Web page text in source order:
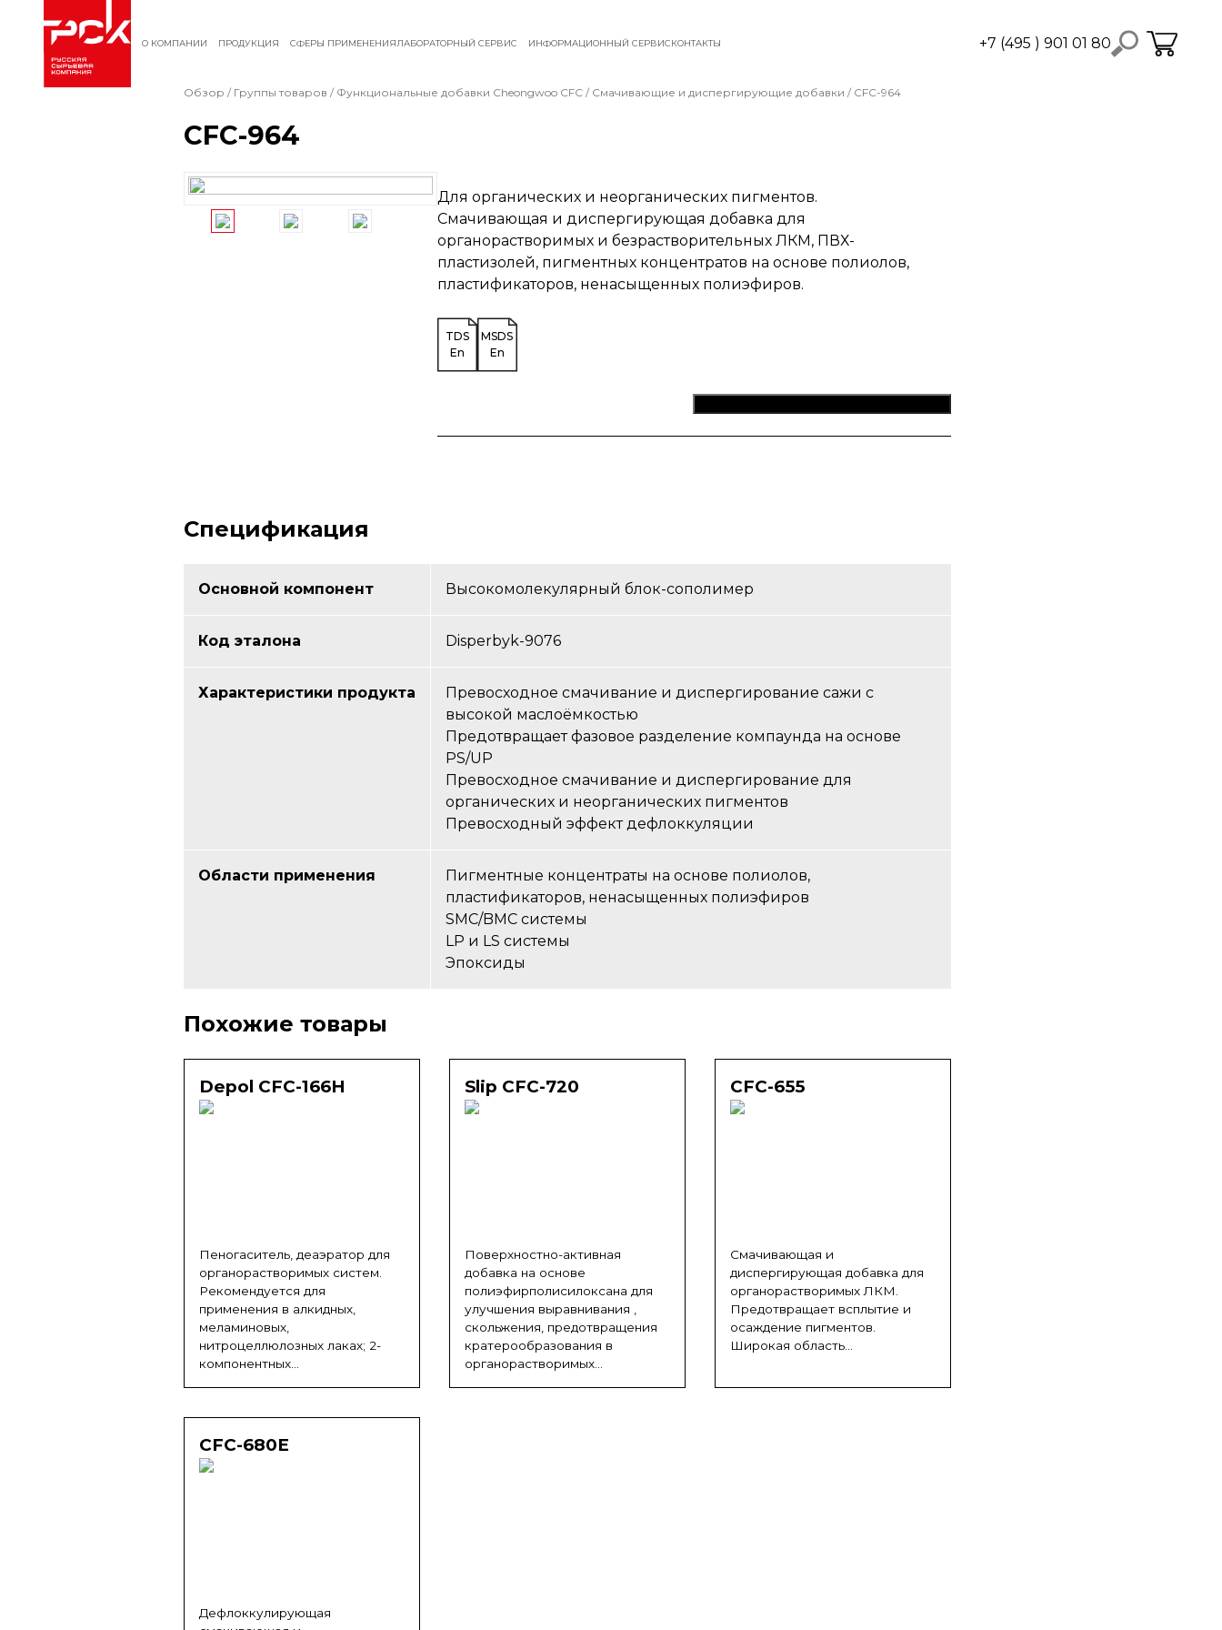
О КОМПАНИИ ПРОДУКЦИЯ СФЕРЫ ПРИМЕНЕНИЯЛАБОРАТОРНЫЙ СЕРВИС ИНФОРМАЦИОННЫЙ СЕРВИСКОНТАКТЫ +7 (495 ) 901 01 80
Обзор / Группы товаров / Функциональные добавки Cheongwoo СFC / Смачивающие и диспергирующие добавки / CFC-964
CFC-964
Для органических и неорганических пигментов.
Cмачивающая и диспергирующая добавка для
органорастворимых и безрастворительных ЛКМ, ПВХ-
пластизолей, пигментных концентратов на основе полиолов,
пластификаторов, ненасыщенных полиэфиров.
TDS
En
MSDS
En
Спецификация
Основной компонент Высокомолекулярный блок-сополимер
Код эталона Disperbyk-9076
Характеристики продукта
Превосходное смачивание и диспергирование сажи с
высокой маслоёмкостью
Предотвращает фазовое разделение компаунда на основе
PS/UP
Превосходное смачивание и диспергирование для
органических и неорганических пигментов
Превосходный эффект дефлоккуляции
Области применения
Пигментные концентраты на основе полиолов,
пластификаторов, ненасыщенных полиэфиров
SMC/BMC системы
LP и LS системы
Эпоксиды
Похожие товары
Depol CFC-166H
Пеногаситель, деаэратор для
органорастворимых систем.
Рекомендуется для
применения в алкидных,
меламиновых,
нитроцеллюлозных лаках; 2-
компонентных...
Slip CFC-720
Поверхностно-активная
добавка на основе
полиэфирполисилоксана для
улучшения выравнивания ,
скольжения, предотвращения
кратерообразования в
органорастворимых...
CFC-655
Смачивающая и
диспергирующая добавка для
органорастворимых ЛКМ.
Предотвращает всплытие и
осаждение пигментов.
Широкая область...
CFC-680E
Дефлоккулирующая